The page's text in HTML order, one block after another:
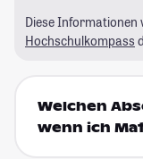
Diese
Hochschulkompass
Welchen
wenn ich